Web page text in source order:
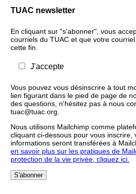
TUAC newsletter
En cliquant sur "s'abonner", vous
courriels du TUAC et que votre
cette fin.
J'accepte
Vous pouvez vous désinscrire à tout
lien figurant dans le pied de page de
des questions, n'hésitez pas à nous
tuac@tuac.org.
Nous utilisons Mailchimp comme
cliquant ci-dessous pour vous inscrire,
informations seront transférées à
en savoir plus sur les pratiques de
protection de la vie privée, cliquez ici.